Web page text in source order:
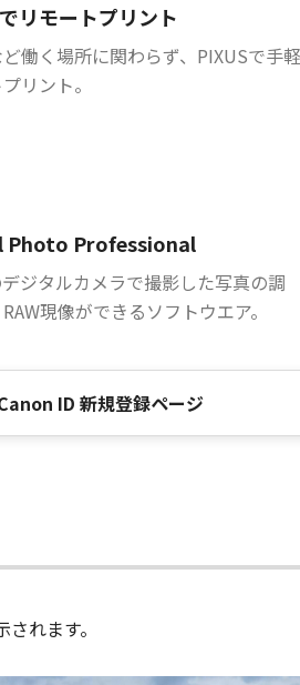
リモートプリント
働く場所に関わらず、PIXUSで手軽
リント。
Photo Professional
ジタルカメラで撮影した写真の調
現像ができるソフトウエア。
ID 新規登録ページ
れます。